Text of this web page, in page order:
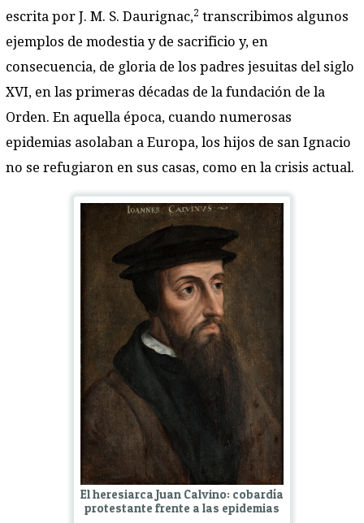
escrita por J. M. S. Daurignac,2 transcribimos algunos
ejemplos de modestia y de sacrificio y, en
consecuencia, de gloria de los padres jesuitas del siglo
XVI, en las primeras décadas de la fundación de la
Orden. En aquella época, cuando numerosas
epidemias asolaban a Europa, los hijos de san Ignacio
no se refugiaron en sus casas, como en la crisis actual.
El heresiarca Juan Calvino: cobardía
protestante frente a las epidemias